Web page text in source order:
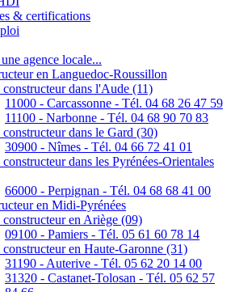
& certifications
agence locale...
en Languedoc-Roussillon
constructeur dans l'Aude (11)
11000 - Carcassonne - Tél. 04 68 26 47 59
11100 - Narbonne - Tél. 04 68 90 70 83
constructeur dans le Gard (30)
30900 - Nîmes - Tél. 04 66 72 41 01
dans les Pyrénées-Orientales
66000 - Perpignan - Tél. 04 68 68 41 00
en Midi-Pyrénées
constructeur en Ariège (09)
09100 - Pamiers - Tél. 05 61 60 78 14
constructeur en Haute-Garonne (31)
31190 - Auterive - Tél. 05 62 20 14 00
31320 - Castanet-Tolosan - Tél. 05 62 57